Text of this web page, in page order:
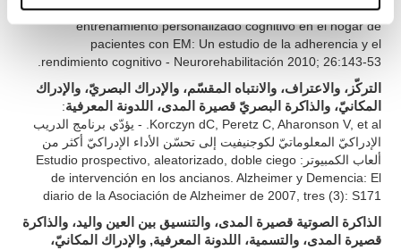
Shatil E, A Metzer, Horvitz O, Miller R. - Basado en el
entrenamiento personalizado cognitivo en el hogar de
pacientes con EM: Un estudio de la adherencia y el
rendimiento cognitivo - Neurorehabilitación 2010; 26:143-53.
التركّز، والاعتراف، والانتباه المقسّم، والإدراك البصريّ، والإدراك
المكانيّ، والذاكرة البصريّ قصيرة المدى، اللدونة المعرفية:
Korczyn dC, Peretz C, Aharonson V, et al. - يؤدّي برنامج الدريب
الإدراكيّ المعلوماتيّ لكوجنيفيت إلى تحسّن الأداء الإدراكيّ أكثر من
ألعاب الكمبيوتر: Estudio prospectivo, aleatorizado, doble ciego
de intervención en los ancianos. Alzheimer y Demencia: El
diario de la Asociación de Alzheimer de 2007, tres (3): S171
الذاكرة الصوتية قصيرة المدى، والتنسيق بين العين واليد، والذاكرة
قصيرة المدى، والتسمية، اللدونة المعرفية, والإدراك المكانيّ،